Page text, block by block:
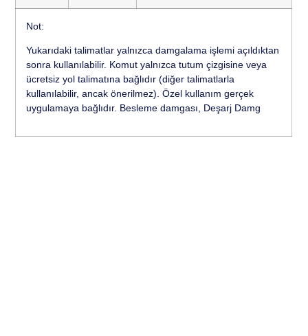
Not:
Yukarıdaki talimatlar yalnızca damgalama işlemi açıldıktan
sonra kullanılabilir. Komut yalnızca tutum çizgisine veya
ücretsiz yol talimatına bağlıdır (diğer talimatlarla
kullanılabilir, ancak önerilmez). Özel kullanım gerçek
uygulamaya bağlıdır. Besleme damgası, Deşarj Damg